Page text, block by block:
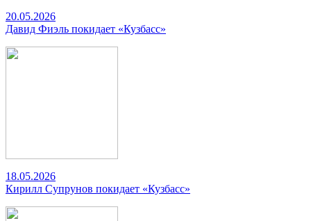
20.05.2026
Давид Фиэль покидает «Кузбасс»
18.05.2026
Кирилл Супрунов покидает «Кузбасс»